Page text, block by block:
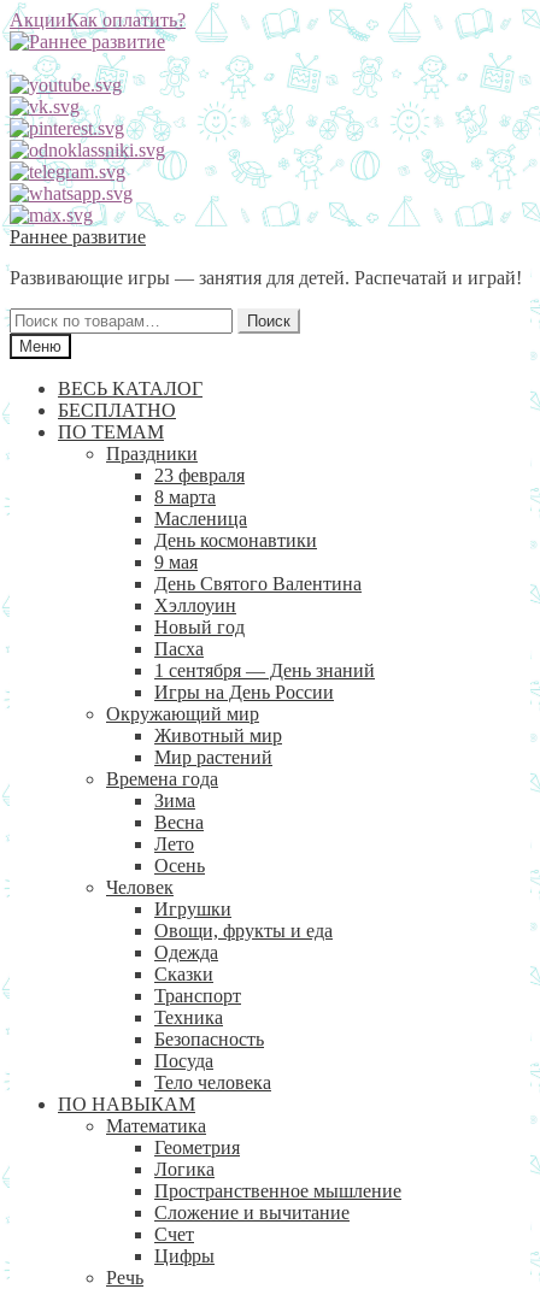
АкцииКак оплатить?
Перейти
навигации
Перейти
содержимому
Раннее развитие
Развивающие игры — занятия для детей. Распечатай и играй!
Искать:
Поиск
Меню
ВЕСЬ КАТАЛОГ
БЕСПЛАТНО
ПО ТЕМАМ
Праздники
23 февраля
8 марта
Масленица
День космонавтики
9 мая
День Святого Валентина
Хэллоуин
Новый год
Пасха
1 сентября — День знаний
Игры на День России
Окружающий мир
Животный мир
Мир растений
Времена года
Зима
Весна
Лето
Осень
Человек
Игрушки
Овощи, фрукты и еда
Одежда
Сказки
Транспорт
Техника
Безопасность
Посуда
Тело человека
ПО НАВЫКАМ
Математика
Геометрия
Логика
Пространственное мышление
Сложение и вычитание
Счет
Цифры
Речь